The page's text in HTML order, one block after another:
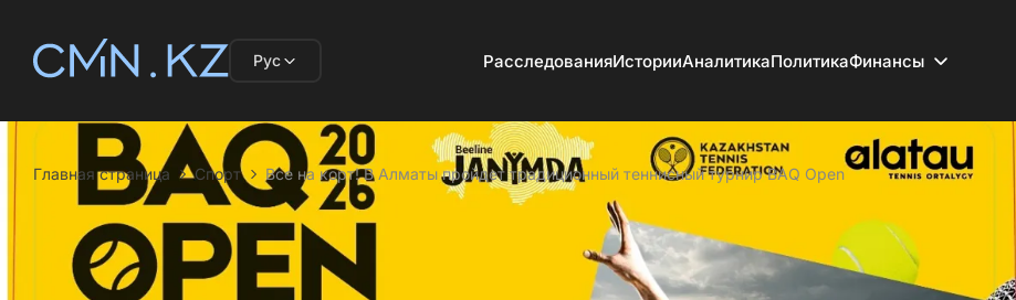
Рус РасследованияИсторииАналитикаПолитикаФинансы
Главная страница Спорт Все на корт! В Алматы пройдет традиционный теннисный турнир BAQ Open